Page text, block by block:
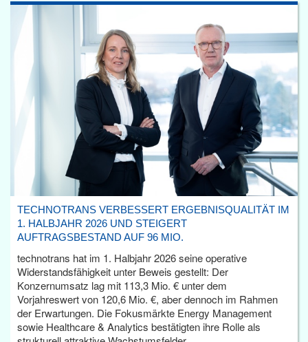
TECHNOTRANS VERBESSERT ERGEBNISQUALITÄT IM
1. HALBJAHR 2026 UND STEIGERT
AUFTRAGSBESTAND AUF 96 MIO.
technotrans hat im 1. Halbjahr 2026 seine operative
Widerstandsfähigkeit unter Beweis gestellt: Der
Konzernumsatz lag mit 113,3 Mio. € unter dem
Vorjahreswert von 120,6 Mio. €, aber dennoch im Rahmen
der Erwartungen. Die Fokusmärkte Energy Management
sowie Healthcare & Analytics bestätigten ihre Rolle als